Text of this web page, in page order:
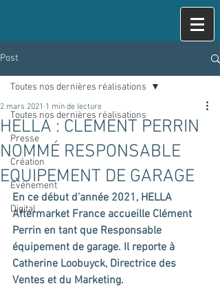
Post
Toutes nos dernières réalisations
Presse
Création
Evénement
Digital
Toutes nos dernières réalisations
HELLA : CLEMENT PERRIN
NOMMÉ RESPONSABLE
EQUIPEMENT DE GARAGE
2 mars 2021 1 min de lecture
En ce début d’année 2021, HELLA
Aftermarket France accueille Clément
Perrin en tant que Responsable
équipement de garage. Il reporte à
Catherine Loobuyck, Directrice des
Ventes et du Marketing.